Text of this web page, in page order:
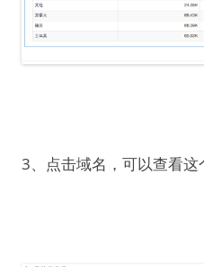
3、点击域名，可以查看这